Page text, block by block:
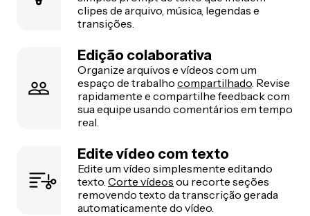
clipes de arquivo, música, legendas e
transições.
Edição colaborativa
Organize arquivos e vídeos com um
espaço de trabalho compartilhado. Revise
rapidamente e compartilhe feedback com
sua equipe usando comentários em tempo
real.
Edite vídeo com texto
Edite um vídeo simplesmente editando
texto. Corte vídeos ou recorte seções
removendo texto da transcrição gerada
automaticamente do vídeo.